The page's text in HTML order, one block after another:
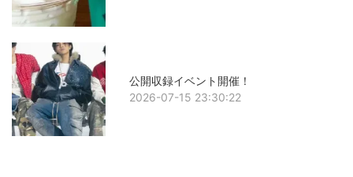
公開収録イベント開催！
2026-07-15 23:30:22